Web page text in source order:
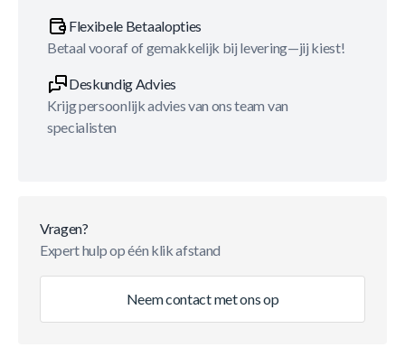
Flexibele Betaalopties
Betaal vooraf of gemakkelijk bij levering—jij kiest!
Deskundig Advies
Krijg persoonlijk advies van ons team van
specialisten
Vragen?
Expert hulp op één klik afstand
Neem contact met ons op